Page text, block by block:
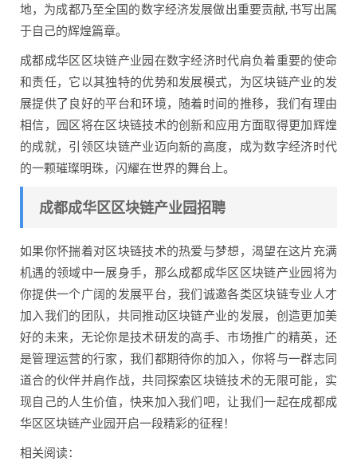
地，为成都乃至全国的数字经济发展做出重要贡献,书写出属
于自己的辉煌篇章。
成都成华区区块链产业园在数字经济时代肩负着重要的使命
和责任，它以其独特的优势和发展模式，为区块链产业的发
展提供了良好的平台和环境，随着时间的推移，我们有理由
相信，园区将在区块链技术的创新和应用方面取得更加辉煌
的成就，引领区块链产业迈向新的高度，成为数字经济时代
的一颗璀璨明珠，闪耀在世界的舞台上。
成都成华区区块链产业园招聘
如果你怀揣着对区块链技术的热爱与梦想，渴望在这片充满
机遇的领域中一展身手，那么成都成华区区块链产业园将为
你提供一个广阔的发展平台，我们诚邀各类区块链专业人才
加入我们的团队，共同推动区块链产业的发展，创造更加美
好的未来，无论你是技术研发的高手、市场推广的精英，还
是管理运营的行家，我们都期待你的加入，你将与一群志同
道合的伙伴并肩作战，共同探索区块链技术的无限可能，实
现自己的人生价值，快来加入我们吧，让我们一起在成都成
华区区块链产业园开启一段精彩的征程！
相关阅读：